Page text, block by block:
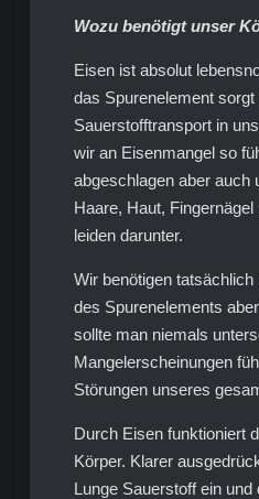
Wozu benötigt unser
Eisen ist absolut
das Spurenelement sorgt
Sauerstofftransport in
wir an Eisenmangel so
abgeschlagen aber auch
Haare, Haut,
leiden darunter.
Wir benötigen
des Spurenelements
sollte man niemals
Mangelerscheinungen
Störungen unseres
Durch Eisen funktioniert
Körper. Klarer
Lunge Sauerstoff ein